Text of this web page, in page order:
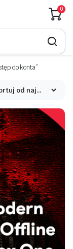
0
do konta”